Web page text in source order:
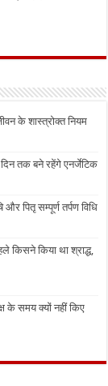
के शास्त्रोक्त नियम
दिन तक बने रहेंगे एनर्जेटिक
पितृ सम्पूर्ण तर्पण विधि
किसने किया था श्राद्ध,
के समय क्यों नहीं किए